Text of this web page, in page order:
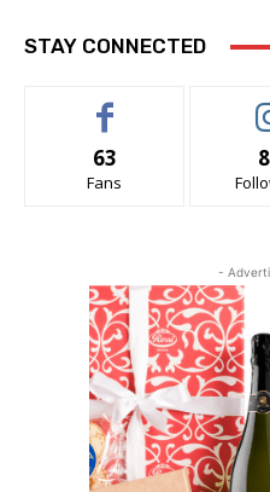
STAY CONNECTED
63
Fans
-